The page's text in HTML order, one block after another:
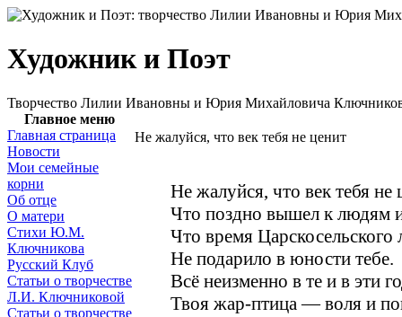
Художник и Поэт
Творчество Лилии Ивановны и Юрия Михайловича
Главное меню
Главная страница
Новости
Мои семейные
корни
Об отце
О матери
Стихи Ю.М.
Ключникова
Русский Клуб
Статьи о творчестве
Л.И. Ключниковой
Статьи о творчестве
Не жалуйся, что век тебя не ценит
Не жалуйся, что век тебя не
Что поздно вышел к людям
Что время Царскосельского
Не подарило в юности тебе.
Всё неизменно в те и в эти
Твоя жар-птица — воля и